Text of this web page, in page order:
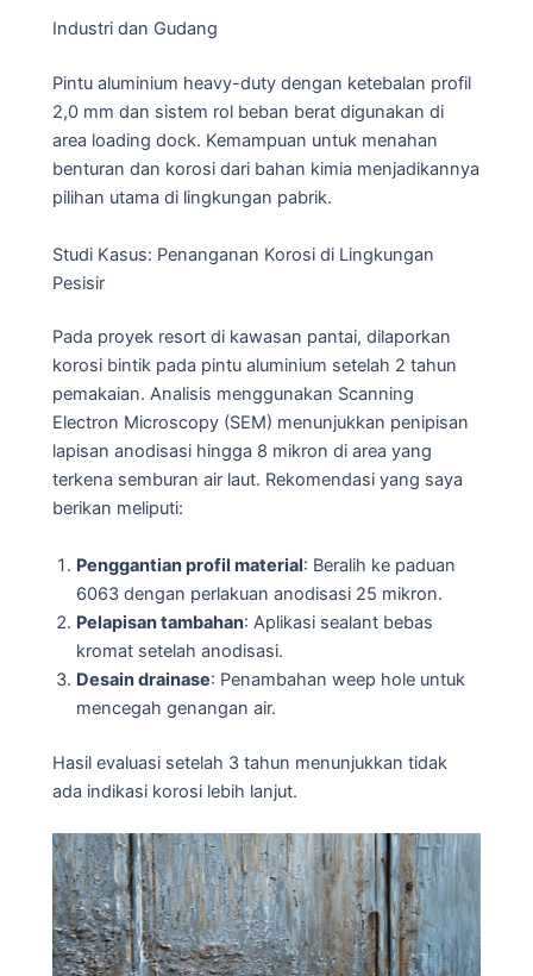
Industri dan Gudang
Pintu aluminium heavy-duty dengan ketebalan profil
2,0 mm dan sistem rol beban berat digunakan di
area loading dock. Kemampuan untuk menahan
benturan dan korosi dari bahan kimia menjadikannya
pilihan utama di lingkungan pabrik.
Studi Kasus: Penanganan Korosi di Lingkungan
Pesisir
Pada proyek resort di kawasan pantai, dilaporkan
korosi bintik pada pintu aluminium setelah 2 tahun
pemakaian. Analisis menggunakan Scanning
Electron Microscopy (SEM) menunjukkan penipisan
lapisan anodisasi hingga 8 mikron di area yang
terkena semburan air laut. Rekomendasi yang saya
berikan meliputi:
Penggantian profil material: Beralih ke paduan
6063 dengan perlakuan anodisasi 25 mikron.
Pelapisan tambahan: Aplikasi sealant bebas
kromat setelah anodisasi.
Desain drainase: Penambahan weep hole untuk
mencegah genangan air.
Hasil evaluasi setelah 3 tahun menunjukkan tidak
ada indikasi korosi lebih lanjut.